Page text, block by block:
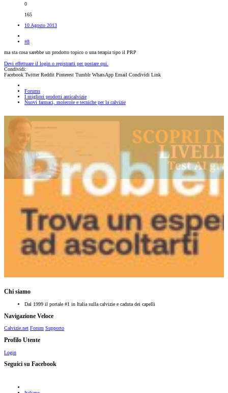
0
165
10 Agosto 2013
#8
ma sta cosa sarebbe un prodotto topico o una terapia tipo il PRP
Devi effettuare il login o registrarti per postare qui.
Condividi:
Facebook Twitter Reddit Pinterest Tumblr WhatsApp Email Condividi Link
Forums
I migliori prodotti anticalvizie
Nuovi farmaci, molecole e tecniche per la calvizie
Chi siamo
Dal 1999 il portale #1 in Italia sulla calvizie e caduta dei capelli
Navigazione Veloce
Calvizie.net Forum Supporto
Profilo Utente
Login
Seguici su Facebook